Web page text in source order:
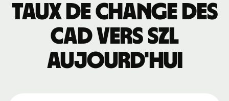
Taux de change des
CAD vers SZL
aujourd'hui